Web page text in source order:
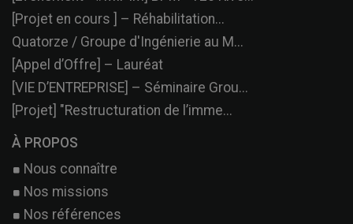
[Projet en cours ] – Réhabilitation...
Quatorze / Groupe d'Ingénierie au M...
[Appel d’Offre] – Lauréat
[VIE D’ENTREPRISE] – Séminaire Grou...
[Projet] "Restructuration de l’imme...
À PROPOS
Nous connaître
Nos missions
Nos références